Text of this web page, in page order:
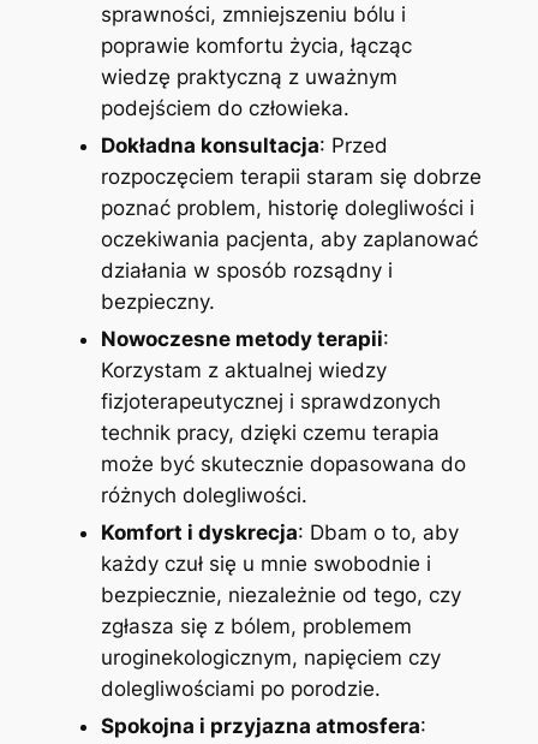
sprawności, zmniejszeniu bólu i
poprawie komfortu życia, łącząc
wiedzę praktyczną z uważnym
podejściem do człowieka.
Dokładna konsultacja: Przed
rozpoczęciem terapii staram się dobrze
poznać problem, historię dolegliwości i
oczekiwania pacjenta, aby zaplanować
działania w sposób rozsądny i
bezpieczny.
Nowoczesne metody terapii:
Korzystam z aktualnej wiedzy
fizjoterapeutycznej i sprawdzonych
technik pracy, dzięki czemu terapia
może być skutecznie dopasowana do
różnych dolegliwości.
Komfort i dyskrecja: Dbam o to, aby
każdy czuł się u mnie swobodnie i
bezpiecznie, niezależnie od tego, czy
zgłasza się z bólem, problemem
uroginekologicznym, napięciem czy
dolegliwościami po porodzie.
Spokojna i przyjazna atmosfera: